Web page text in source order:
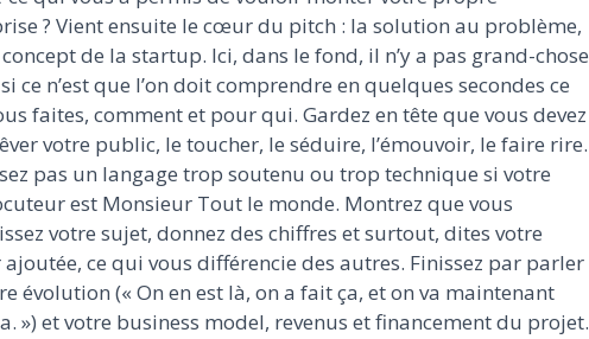
? Vient ensuite le cœur du pitch : la solution au problème,
de la startup. Ici, dans le fond, il n’y a pas grand-chose
ce n’est que l’on doit comprendre en quelques secondes ce
faites, comment et pour qui. Gardez en tête que vous devez
votre public, le toucher, le séduire, l’émouvoir, le faire rire.
pas un langage trop soutenu ou trop technique si votre
est Monsieur Tout le monde. Montrez que vous
votre sujet, donnez des chiffres et surtout, dites votre
ce qui vous différencie des autres. Finissez par parler
évolution (« On en est là, on a fait ça, et on va maintenant
») et votre business model, revenus et financement du projet.